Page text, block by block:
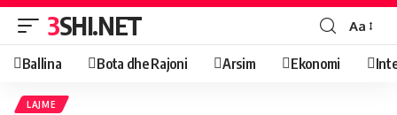
3SHI.NET Aa
Ballina Bota dhe Rajoni Arsim Ekonomi
LAJME